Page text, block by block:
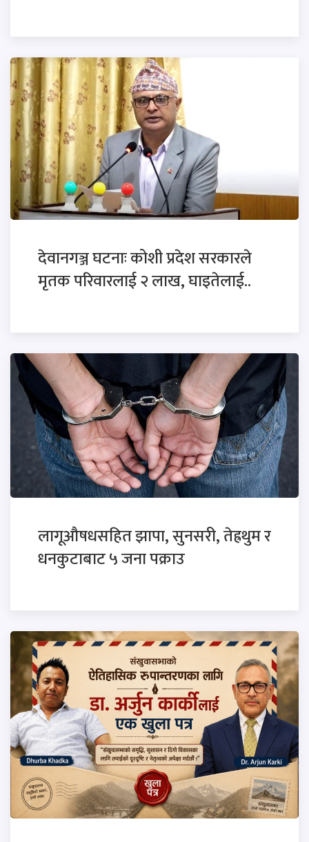
देवानगञ्ज घटनाः कोशी प्रदेश सरकारले
मृतक परिवारलाई २ लाख, घाइतेलाई..
लागूऔषधसहित झापा, सुनसरी, तेह्रथुम र
धनकुटाबाट ५ जना पक्राउ